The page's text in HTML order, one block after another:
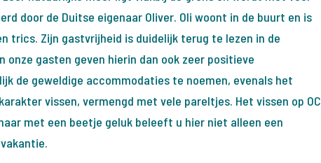
door de Duitse eigenaar Oliver. Oli woont in de buurt en is
trics. Zijn gastvrijheid is duidelijk terug te lezen in de
onze gasten geven hierin dan ook zeer positieve
de geweldige accommodaties te noemen, evenals het
vissen, vermengd met vele pareltjes. Het vissen op OC
met een beetje geluk beleeft u hier niet alleen een